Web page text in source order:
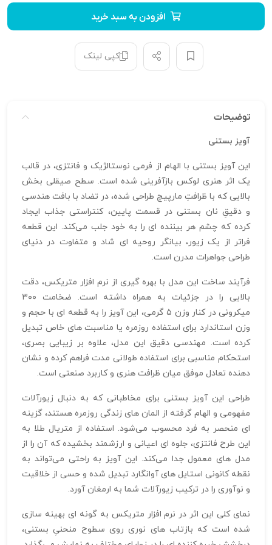
افزودن به سبد خرید
کپی لینک
توضیحات
آویز بستنی
این آویز بستنی با الهام از فرمی نوستالژیک و فانتزی، در قالب
یک اثر هنری لوکس بازآفرینی شده است. سطح صیقلی بخش
بالایی که با ظرافتِ مارپیچ طراحی شده، در تضاد با بافت هندسی
و دقیقِ نان بستنی در قسمت پایین، کنتراستی جذاب ایجاد
کرده که چشم هر بیننده‌ ای را به خود جلب می‌کند. این قطعه
فراتر از یک زیور، بیانگر روحیه‌ ای شاد و متفاوت در دنیای
طراحی جواهرات مدرن است.
فرآیند ساخت این مدل با بهره‌ گیری از نرم‌ افزار متریکس، دقت
بالایی را در جزئیات به همراه داشته است. ضخامت ۳۰۰
میکرونی در کنار وزن ۵ گرمی، این آویز را به قطعه‌ ای با حجم و
وزن استاندارد برای استفاده روزمره یا مناسبت‌ های خاص تبدیل
کرده است. مهندسی دقیق این مدل، علاوه بر زیبایی بصری،
استحکام مناسبی برای استفاده طولانی‌ مدت فراهم کرده و نشان‌
دهنده تعادل موفق میان ظرافت هنری و کاربرد صنعتی است.
طراحی این آویز بستنی برای مخاطبانی که به دنبال زیورآلات
مفهومی و الهام‌ گرفته از المان‌ های زندگی روزمره هستند، گزینه‌
ای منحصر به‌ فرد محسوب می‌شود. استفاده از متریال طلا به
این طرح فانتزی، جلوه‌ ای اعیانی و ارزشمند بخشیده که آن را از
مدل‌ های معمول جدا می‌کند. این آویز به راحتی می‌تواند به
نقطه کانونی استایل‌ های آوانگارد تبدیل شده و حسی از خلاقیت
و نوآوری را در ترکیب زیورآلات شما به ارمغان آورد.
نمای کلی این اثر در نرم‌ افزار متریکس به گونه‌ ای بهینه‌ سازی
شده است که بازتاب‌ های نوری روی سطوح منحنیِ بستنی،